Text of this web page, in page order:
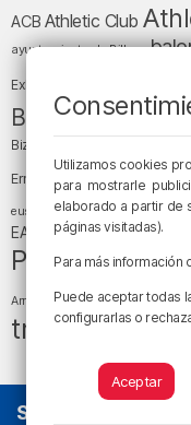
ACB Athletic Club
ayuntamiento de Bilbao
Exhibition Center)
Bizkaia y sus
Bizkaia
Diócesis
Ernesto Valverde Ertzaintza
euskera fiestas fútbol
EA Sports Liga Endesa
Política religión San
Arriaga tiempo
tráfico en
SOBRE NOSOTROS
Utilizamos cookies
para mostrarle
elaborado a partir de
páginas visitadas).
Para más información
Puede aceptar todas
configurarlas o
Aceptar